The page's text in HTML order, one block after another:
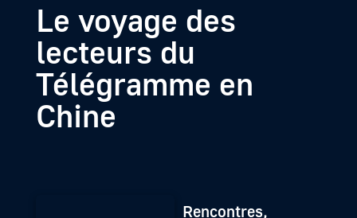
Le voyage des
lecteurs du
Télégramme en
Chine
Rencontres,